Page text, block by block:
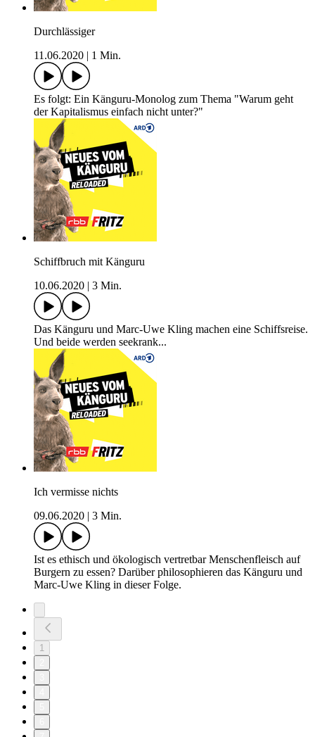
Durchlässiger
11.06.2020
1 Min.
Es folgt: Ein Känguru-Monolog zum Thema "Warum geht
der Kapitalismus einfach nicht unter?"
Schiffbruch mit Känguru
10.06.2020
3 Min.
Das Känguru und Marc-Uwe Kling machen eine Schiffsreise.
Und beide werden seekrank...
Ich vermisse nichts
09.06.2020
3 Min.
Ist es ethisch und ökologisch vertretbar Menschenfleisch auf
Burgern zu essen? Darüber philosophieren das Känguru und
Marc-Uwe Kling in dieser Folge.
1